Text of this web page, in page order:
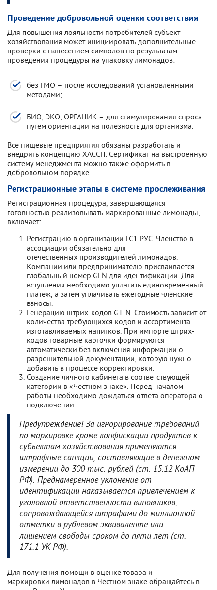
Проведение добровольной оценки соответствия
Для повышения лояльности потребителей субъект
хозяйствования может инициировать дополнительные
проверки с нанесением символов по результатам
проведения процедуры на упаковку лимонадов:
без ГМО – после исследований установленными
методами;
БИО, ЭКО, ОРГАНИК – для стимулирования спроса
путем ориентации на полезность для организма.
Все пищевые предприятия обязаны разработать и
внедрить концепцию ХАССП. Сертификат на выстроенную
систему менеджмента можно также оформить в
добровольном порядке.
Регистрационные этапы в системе прослеживания
Регистрационная процедура, завершающаяся
готовностью реализовывать маркированные лимонады,
включает:
Регистрацию в организации ГС1 РУС. Членство в
ассоциации обязательно для
отечественных производителей лимонадов.
Компании или предпринимателю присваивается
глобальный номер GLN для идентификации. Для
вступления необходимо уплатить единовременный
платеж, а затем уплачивать ежегодные членские
взносы.
Генерацию штрих-кодов GTIN. Стоимость зависит от
количества требующихся кодов и ассортимента
изготавливаемых напитков. При импорте штрих-
кодов товарные карточки формируются
автоматически без включения информации о
разрешительной документации, которую нужно
добавить в процессе корректировки.
Создание личного кабинета в соответствующей
категории в «Честном знаке». Перед началом
работы необходимо дождаться ответа оператора о
подключении.
Предупреждение! За игнорирование требований
по маркировке кроме конфискации продуктов к
субъектам хозяйствования применяются
штрафные санкции, составляющие в денежном
измерении до 300 тыс. рублей (ст. 15.12 КоАП
РФ). Преднамеренное уклонение от
идентификации наказывается привлечением к
уголовной ответственности виновников,
сопровождающейся штрафами до миллионной
отметки в рублевом эквиваленте или
лишением свободы сроком до пяти лет (ст.
171.1 УК РФ).
Для получения помощи в оценке товара и
маркировки лимонадов в Честном знаке обращайтесь в